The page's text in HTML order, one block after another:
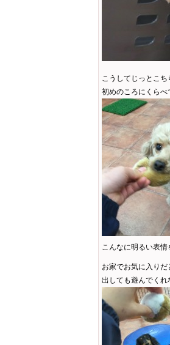
こうしてじっとこ
初めのころにくらべ
こんなに明るい表
お家でお気に入り
出しても遊んでくれ